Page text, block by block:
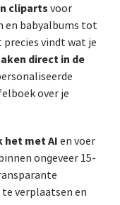
cliparts voor
en babyalbums tot
precies vindt wat je
direct in de
over je
het met AI en voer
ongeveer 15-
verplaatsen en